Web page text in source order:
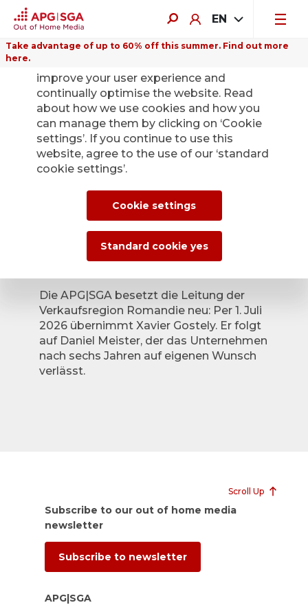
EN
Take advantage of up to 60% off this summer. Find out more
here.
Back
Neue Leitung
Verkaufsregion
Romandie
Die APG|SGA besetzt die Leitung der
Verkaufsregion Romandie neu: Per 1. Juli
2026 übernimmt Xavier Gostely. Er folgt
auf Daniel Meister, der das Unternehmen
nach sechs Jahren auf eigenen Wunsch
verlässt.
Scroll Up
Subscribe to our out of home media
newsletter
Subscribe to newsletter
APG|SGA
improve your user experience and
continually optimise the website. Read
about how we use cookies and how you
can manage them by clicking on ‘Cookie
settings’. If you continue to use this
website, agree to the use of our ‘standard
cookie settings’.
Cookie settings
Standard cookie yes